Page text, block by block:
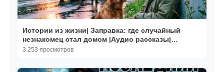
Истории из жизни| Заправка: где случайный
незнакомец стал домом |Аудио рассказы|
Жизненные истории
3 253 просмотров